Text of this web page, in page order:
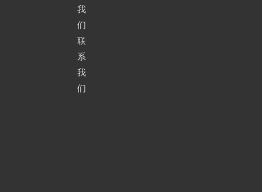
我
们
联
系
我
们